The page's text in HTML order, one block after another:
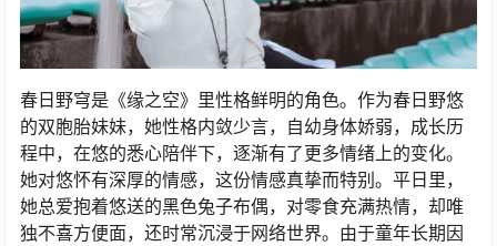
春日野穹是《缘之空》里性格鲜明的角色。作为春日野悠
的双胞胎妹妹，她性格内敛少言，自幼身体娇弱，成长历
程中，在悠的悉心陪伴下，逐渐有了更多情绪上的变化。
她对悠怀有深厚的情感，这份情感真挚而特别。平日里，
她总爱抱着悠送的黑色兔子布偶，对零食充满热情，却唯
独不喜方便面，还时常沉浸于网络世界。由于童年长期因